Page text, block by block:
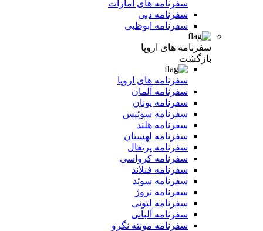
سفرنامه های امارات
سفرنامه دبی
سفرنامه ابوظبی
سفرنامه های اروپا
بازگشت
سفرنامه های اروپا
سفرنامه آلمان
سفرنامه یونان
سفرنامه سوئیس
سفرنامه هلند
سفرنامه لهستان
سفرنامه پرتغال
سفرنامه کرواسی
سفرنامه فنلاند
سفرنامه سوئد
سفرنامه نروژ
سفرنامه لتونی
سفرنامه آلبانی
سفرنامه مونته نگرو